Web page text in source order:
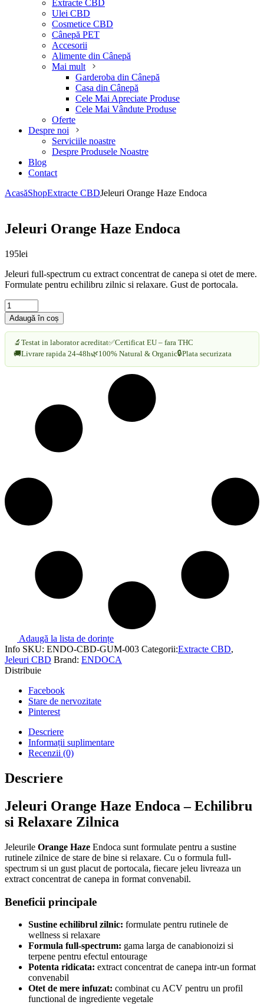
Extracte CBD
Ulei CBD
Cosmetice CBD
Cânepă PET
Accesorii
Alimente din Cânepă
Mai mult
Garderoba din Cânepă
Casa din Cânepă
Cele Mai Apreciate Produse
Cele Mai Vândute Produse
Oferte
Despre noi
Serviciile noastre
Despre Produsele Noastre
Blog
Contact
AcasăShopExtracte CBDJeleuri Orange Haze Endoca
Jeleuri Orange Haze Endoca
195lei
Jeleuri full-spectrum cu extract concentrat de canepa si otet de mere.
Formulate pentru echilibru zilnic si relaxare. Gust de portocala.
Jeleuri
Orange
Haze
Endoca
cantitate
Adaugă în coș
🔬 Testat in laborator acreditat✅Certificat EU – fara THC
🚚Livrare rapida 24-48h🌿100% Natural & Organic🔒Plata securizata
Adaugă la lista de dorințe
Info SKU: ENDO-CBD-GUM-003 Categorii:Extracte CBD,
Jeleuri CBD Brand: ENDOCA
Distribuie
Facebook
Stare de nervozitate
Pinterest
Descriere
Informații suplimentare
Recenzii (0)
Descriere
Jeleuri Orange Haze Endoca – Echilibru
si Relaxare Zilnica
Jeleurile Orange Haze Endoca sunt formulate pentru a sustine
rutinele zilnice de stare de bine si relaxare. Cu o formula full-
spectrum si un gust placut de portocala, fiecare jeleu livreaza un
extract concentrat de canepa in format convenabil.
Beneficii principale
Sustine echilibrul zilnic: formulate pentru rutinele de
wellness si relaxare
Formula full-spectrum: gama larga de canabionoizi si
terpene pentru efectul entourage
Potenta ridicata: extract concentrat de canepa intr-un format
convenabil
Otet de mere infuzat: combinat cu ACV pentru un profil
functional de ingrediente vegetale